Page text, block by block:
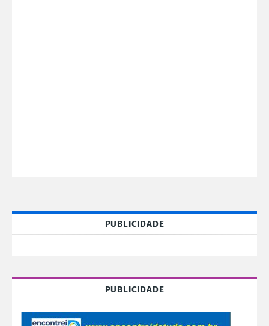
PUBLICIDADE
PUBLICIDADE